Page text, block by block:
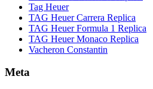
Tag Heuer
TAG Heuer Carrera Replica
TAG Heuer Formula 1 Replica
TAG Heuer Monaco Replica
Vacheron Constantin
Meta